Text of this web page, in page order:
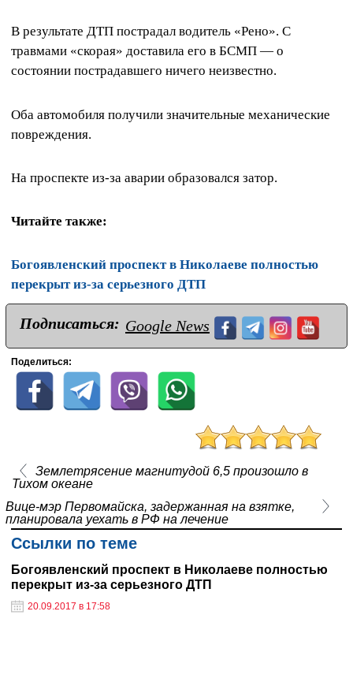
В результате ДТП пострадал водитель «Рено». С
травмами «скорая» доставила его в БСМП — о
состоянии пострадавшего ничего неизвестно.
Оба автомобиля получили значительные механические
повреждения.
На проспекте из-за аварии образовался затор.
Читайте также:
Богоявленский проспект в Николаеве полностью
перекрыт из-за серьезного ДТП
Подписаться: Google News
Поделиться:
Землетрясение магнитудой 6,5 произошло в
Тихом океане
Вице-мэр Первомайска, задержанная на взятке,
планировала уехать в РФ на лечение
Ссылки по теме
Богоявленский проспект в Николаеве полностью
перекрыт из-за серьезного ДТП
20.09.2017 в 17:58